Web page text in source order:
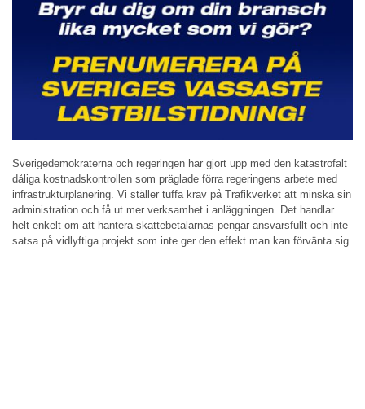
Sverigedemokraterna och regeringen har gjort upp med den katastrofalt
dåliga kostnadskontrollen som präglade förra regeringens arbete med
infrastrukturplanering. Vi ställer tuffa krav på Trafikverket att minska sin
administration och få ut mer verksamhet i anläggningen. Det handlar
helt enkelt om att hantera skattebetalarnas pengar ansvarsfullt och inte
satsa på vidlyftiga projekt som inte ger den effekt man kan förvänta sig.